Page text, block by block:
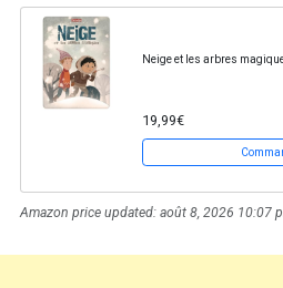
Neige et les arbres
19,99€
Amazon price updated: août 8, 2026 10:07